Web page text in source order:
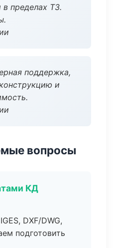
в пределах ТЗ.
поддержка,
и
вопросы
КД
DXF/DWG,
подготовить